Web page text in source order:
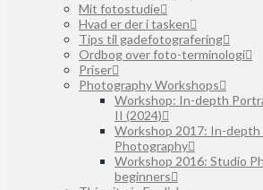
Mit fotostudie
Hvad er der i tasken
Tips til gadefotografering
Ordbog over foto-terminologi
Priser
Photography Workshops
Workshop: In-depth
II (2024)
Workshop 2017: In-
Photography
Workshop 2016: Studio
beginners